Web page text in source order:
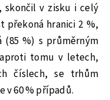
v zisku i celý
překoná hranici 2 %,
(85 %) s průměrným
tomu v letech,
číslech, se trhům
v 60 % případů.